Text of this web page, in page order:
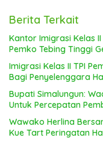
Berita Terkait
Kantor Imigrasi Kelas
Pemko Tebing Tinggi
Imigrasi Kelas II TPI
Bagi Penyelenggara
Bupati Simalungun:
Untuk Percepatan
Wawako Herlina
Kue Tart Peringatan